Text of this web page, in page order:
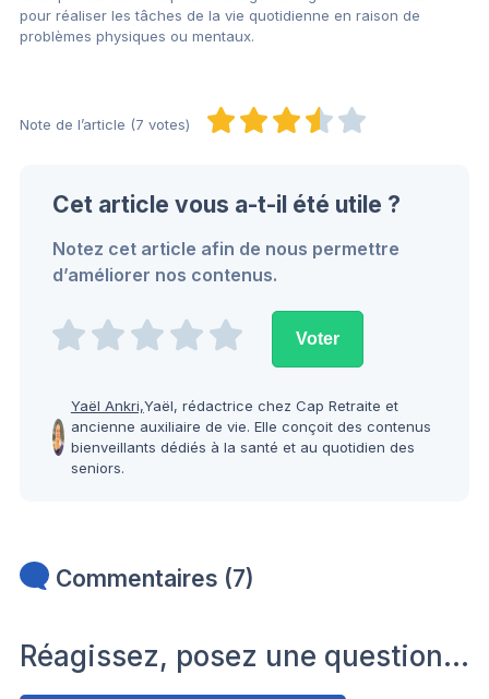
pour réaliser les tâches de la vie quotidienne en raison de
problèmes physiques ou mentaux.
Note de l’article (7 votes)
Cet article vous a-t-il été utile ?
Notez cet article afin de nous permettre
d’améliorer nos contenus.
Yaël Ankri,Yaël, rédactrice chez Cap Retraite et
ancienne auxiliaire de vie. Elle conçoit des contenus
bienveillants dédiés à la santé et au quotidien des
seniors.
Commentaires (7)
Réagissez, posez une question…